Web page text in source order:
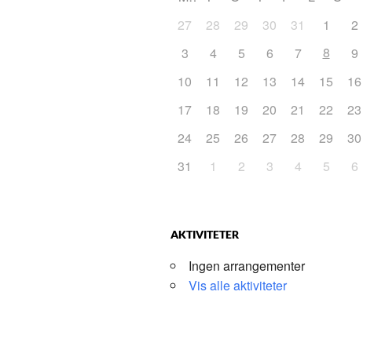
27
28 29 30 31 1
2
3
4 5 6 7 8
9
10
11 12 13 14 15
16
17
18 19 20 21 22
23
24
25 26 27 28 29
30
31
1 2 3 4 5 6
AKTIVITETER
Ingen arrangementer
Vis alle aktiviteter